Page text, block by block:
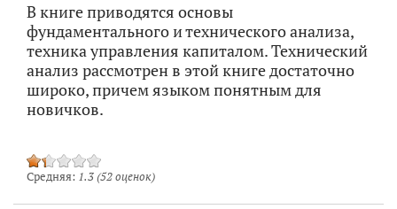
В книге приводятся основы
фундаментального и технического анализа,
техника управления капиталом. Технический
анализ рассмотрен в этой книге достаточно
широко, причем языком понятным для
новичков.
Средняя: 1.3(52оценок)